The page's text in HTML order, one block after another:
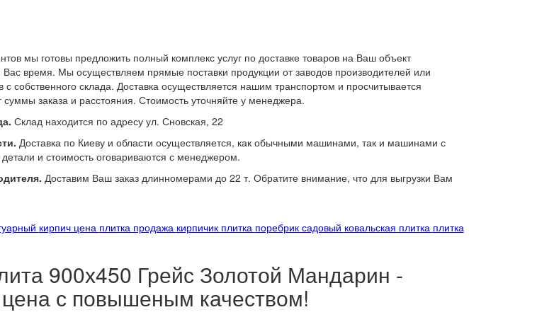
мы готовы предложить полный комплекс услуг по доставке товаров на Ваш объект
Вас время. Мы осуществляем прямые поставки продукции от заводов производителей или
с собственного склада. Доставка осуществляется нашим транспортом и просчитывается
суммы заказа и расстояния. Стоимость уточняйте у менеджера.
Склад находится по адресу ул. Сновская, 22
Доставка по Киеву и области осуществляется, как обычными машинами, так и машинами с
и стоимость оговариваются с менеджером.
Доставим Ваш заказ длинномерами до 22 т. Обратите внимание, что для выгрузки Вам
кирпич цена плитка продажа кирпичик плитка поребрик садовый ковальская плитка плитка
900х450 Грейс Золотой Мандарин -
с повышеным качеством!